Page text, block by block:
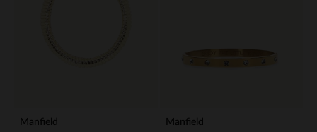
Manfield Manfield